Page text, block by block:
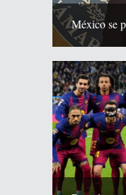
México se